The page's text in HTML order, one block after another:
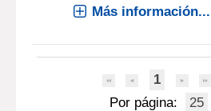
Más información...
1
Por página:
25